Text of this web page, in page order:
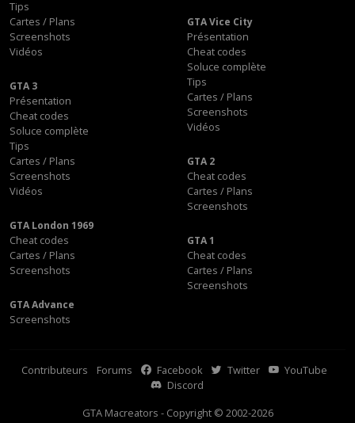
Tips
Cartes / Plans
Screenshots
Vidéos
GTA Vice City
Présentation
Cheat codes
Soluce complète
Tips
Cartes / Plans
Screenshots
Vidéos
GTA 3
Présentation
Cheat codes
Soluce complète
Tips
Cartes / Plans
Screenshots
Vidéos
GTA 2
Cheat codes
Cartes / Plans
Screenshots
GTA London 1969
Cheat codes
Cartes / Plans
Screenshots
GTA 1
Cheat codes
Cartes / Plans
Screenshots
GTA Advance
Screenshots
Contributeurs Forums Facebook Twitter
YouTube
Discord
GTA Macreators - Copyright © 2002-2026